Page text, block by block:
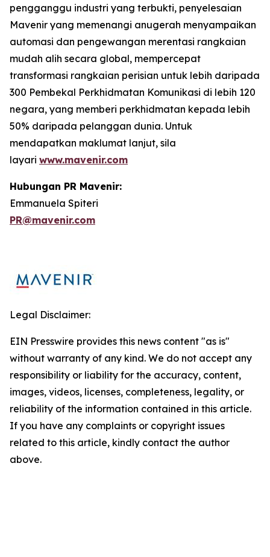
pengganggu industri yang terbukti, penyelesaian
Mavenir yang memenangi anugerah menyampaikan
automasi dan pengewangan merentasi rangkaian
mudah alih secara global, mempercepat
transformasi rangkaian perisian untuk lebih daripada
300 Pembekal Perkhidmatan Komunikasi di lebih 120
negara, yang memberi perkhidmatan kepada lebih
50% daripada pelanggan dunia. Untuk
mendapatkan maklumat lanjut, sila
layari www.mavenir.com
Hubungan PR Mavenir:
Emmanuela Spiteri
PR@mavenir.com
Legal Disclaimer:
EIN Presswire provides this news content "as is"
without warranty of any kind. We do not accept any
responsibility or liability for the accuracy, content,
images, videos, licenses, completeness, legality, or
reliability of the information contained in this article.
If you have any complaints or copyright issues
related to this article, kindly contact the author
above.